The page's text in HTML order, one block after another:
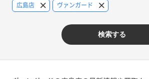
広島店
ヴァンガード
検索する